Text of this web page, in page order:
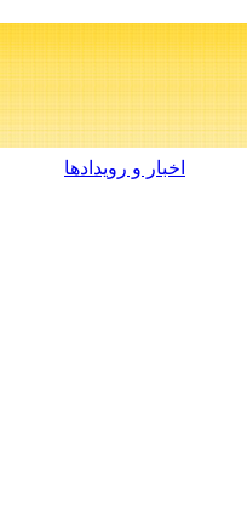
اخبار و رویدادها